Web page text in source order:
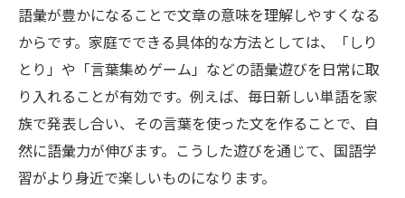
語彙が豊かになることで文章の意味を理解しやすくなる
からです。家庭でできる具体的な方法としては、「しり
とり」や「言葉集めゲーム」などの語彙遊びを日常に取
り入れることが有効です。例えば、毎日新しい単語を家
族で発表し合い、その言葉を使った文を作ることで、自
然に語彙力が伸びます。こうした遊びを通じて、国語学
習がより身近で楽しいものになります。